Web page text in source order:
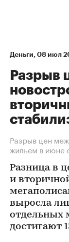
Деньги⁠, 08 июл
Разрыв
Разрыв цен
жильем в июне
Разница в
и
выросла
отдельных
достигают